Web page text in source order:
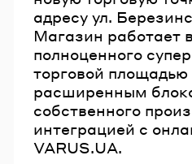
адресу ул.
Магазин работает
полноценного
торговой площадью
расширенным
собственного
интеграцией с
VARUS.UA.